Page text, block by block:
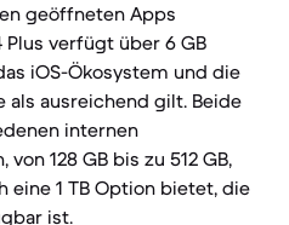
geöffneten Apps
Plus verfügt über 6 GB
iOS-Ökosystem und die
ausreichend gilt. Beide
internen
128 GB bis zu 512 GB,
eine 1 TB Option bietet, die
ist.